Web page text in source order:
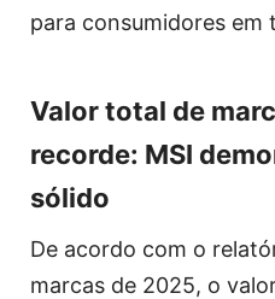
para consumidores em
Valor total de
recorde: MSI
sólido
De acordo com o
marcas de 2025, o